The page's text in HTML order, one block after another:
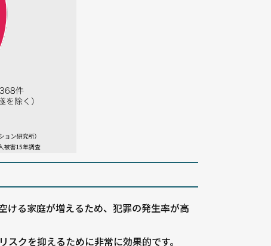
ける家庭が増えるため、犯罪の発生率が高
クを抑えるために非常に効果的です。